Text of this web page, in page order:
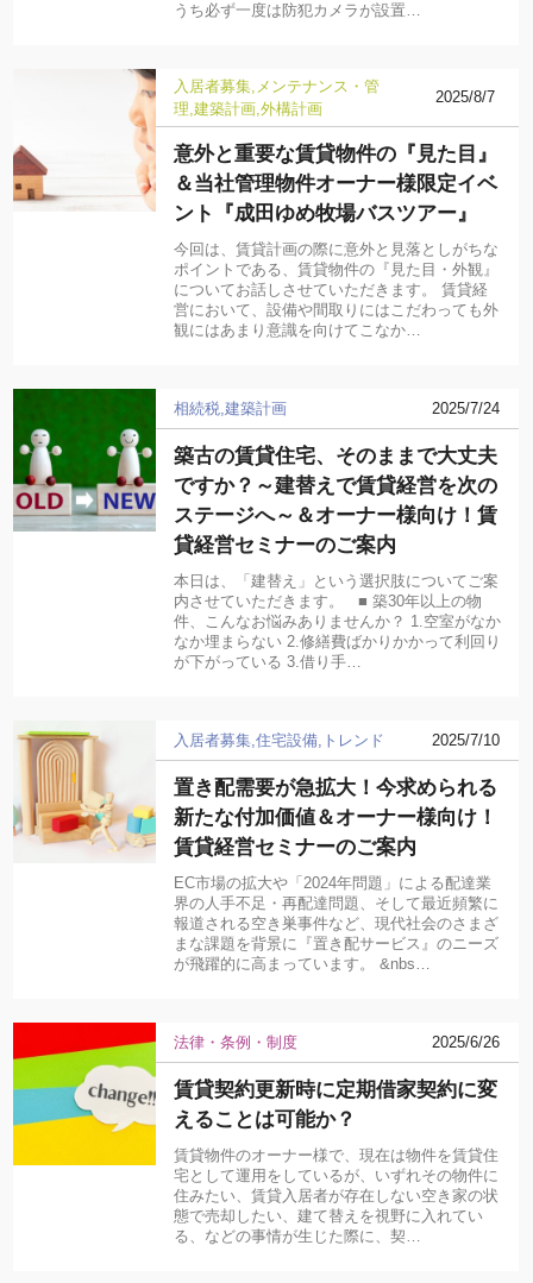
うち必ず一度は防犯カメラが設置…
入居者募集 メンテナンス・管
理 建築計画 外構計画
2025/8/7
意外と重要な賃貸物件の『見た目』
＆当社管理物件オーナー様限定イベ
ント『成田ゆめ牧場バスツアー』
今回は、賃貸計画の際に意外と見落としがちな
ポイントである、賃貸物件の『見た目・外観』
についてお話しさせていただきます。 賃貸経
営において、設備や間取りにはこだわっても外
観にはあまり意識を向けてこなか…
相続税 建築計画 2025/7/24
築古の賃貸住宅、そのままで大丈夫
ですか？～建替えで賃貸経営を次の
ステージへ～＆オーナー様向け！賃
貸経営セミナーのご案内
本日は、「建替え」という選択肢についてご案
内させていただきます。 ■ 築30年以上の物
件、こんなお悩みありませんか？ 1.空室がなか
なか埋まらない 2.修繕費ばかりかかって利回り
が下がっている 3.借り手…
入居者募集 住宅設備 トレンド 2025/7/10
置き配需要が急拡大！今求められる
新たな付加価値＆オーナー様向け！
賃貸経営セミナーのご案内
EC市場の拡大や「2024年問題」による配達業
界の人手不足・再配達問題、そして最近頻繁に
報道される空き巣事件など、現代社会のさまざ
まな課題を背景に『置き配サービス』のニーズ
が飛躍的に高まっています。 &nbs…
法律・条例・制度 2025/6/26
賃貸契約更新時に定期借家契約に変
えることは可能か？
賃貸物件のオーナー様で、現在は物件を賃貸住
宅として運用をしているが、いずれその物件に
住みたい、賃貸入居者が存在しない空き家の状
態で売却したい、建て替えを視野に入れてい
る、などの事情が生じた際に、契…